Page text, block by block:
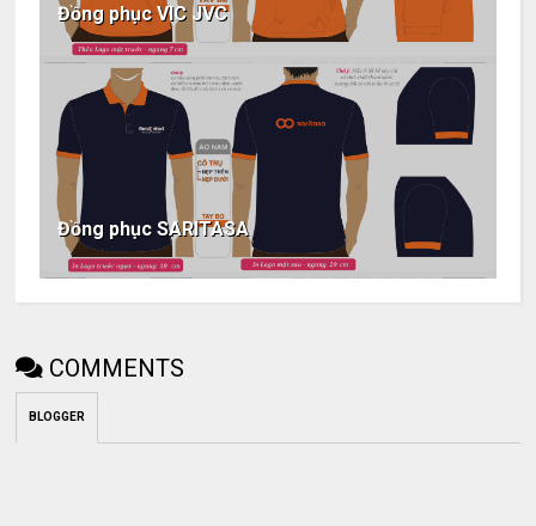
Đồng phục VIC JVC
Đồng phục SARITASA
COMMENTS
BLOGGER